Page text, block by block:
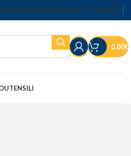
RESI E RECESSITERMINI E CONDIZIONI
0,00€